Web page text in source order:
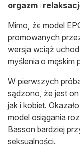
orgazm i
Mimo, że model
promowanych
wersja wciąż
myślenia o męskim
W pierwszych
sądzono, że jest
jak i kobiet.
model osiągania
Basson bardziej
seksualności.